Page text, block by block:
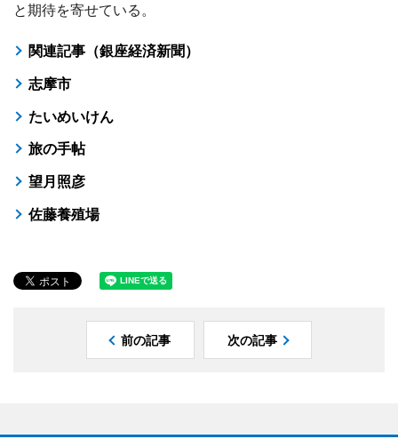
と期待を寄せている。
関連記事（銀座経済新聞）
志摩市
たいめいけん
旅の手帖
望月照彦
佐藤養殖場
前の記事 次の記事